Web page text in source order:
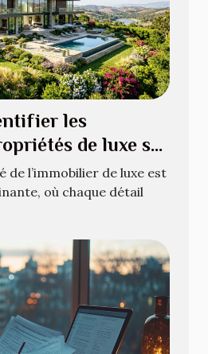
les
de luxe sur
de l’immobilier de luxe est
où chaque détail